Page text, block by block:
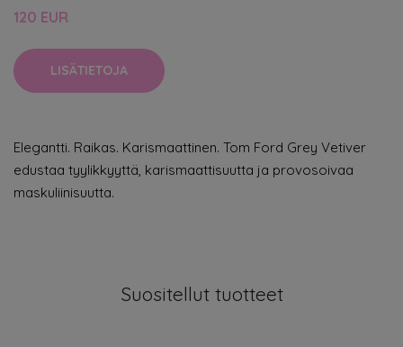
120 EUR
LISÄTIETOJA
Elegantti. Raikas. Karismaattinen. Tom Ford Grey Vetiver
edustaa tyylikkyyttä, karismaattisuutta ja provosoivaa
maskuliinisuutta.
Suositellut tuotteet